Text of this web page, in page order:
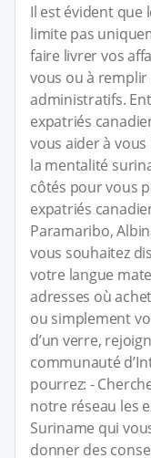
Il est évident que
limite pas
faire livrer vos
vous ou à
administratifs.
expatriés
vous aider à
la mentalité
côtés pour vous
expatriés
Paramaribo,
vous souhaitez
votre langue
adresses où
ou simplement
d’un verre,
communauté
pourrez: -
notre réseau les
Suriname qui
donner des